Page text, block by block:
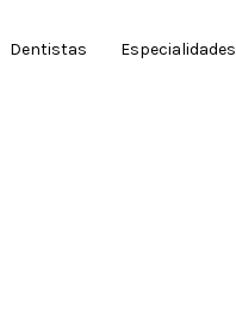
Dentistas Especialidades